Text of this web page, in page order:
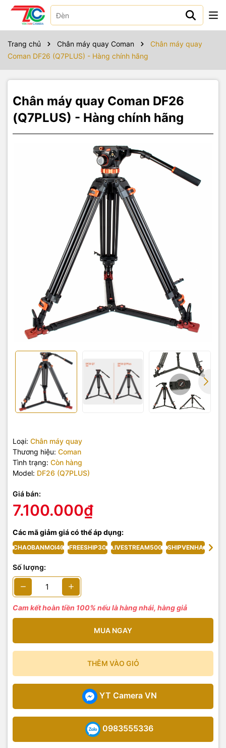
Trang chủ Chân máy quay Coman
Chân máy quay
Coman DF26 (Q7PLUS) - Hàng chính hãng
Chân máy quay Coman DF26
(Q7PLUS) - Hàng chính hãng
Loại: Chân máy quay
Thương hiệu: Coman
Tình trạng: Còn hàng
Model: DF26 (Q7PLUS)
Giá bán:
7.100.000₫
Các mã giảm giá có thể áp dụng:
CHAOBANMOI40 FREESHIP30 LIVESTREAM500 SHIPVENHA
Số lượng:
Cam kết hoàn tiền 100% nếu là hàng nhái, hàng giả
MUA NGAY
THÊM VÀO GIỎ
YT Camera VN
0983555336
Sản phẩm bao gồm